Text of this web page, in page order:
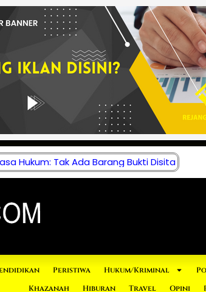
Hukum: Tak Ada Barang Bukti Disita
Peristiwa Hukum/Kriminal
Khazanah
Hiburan Travel Opini